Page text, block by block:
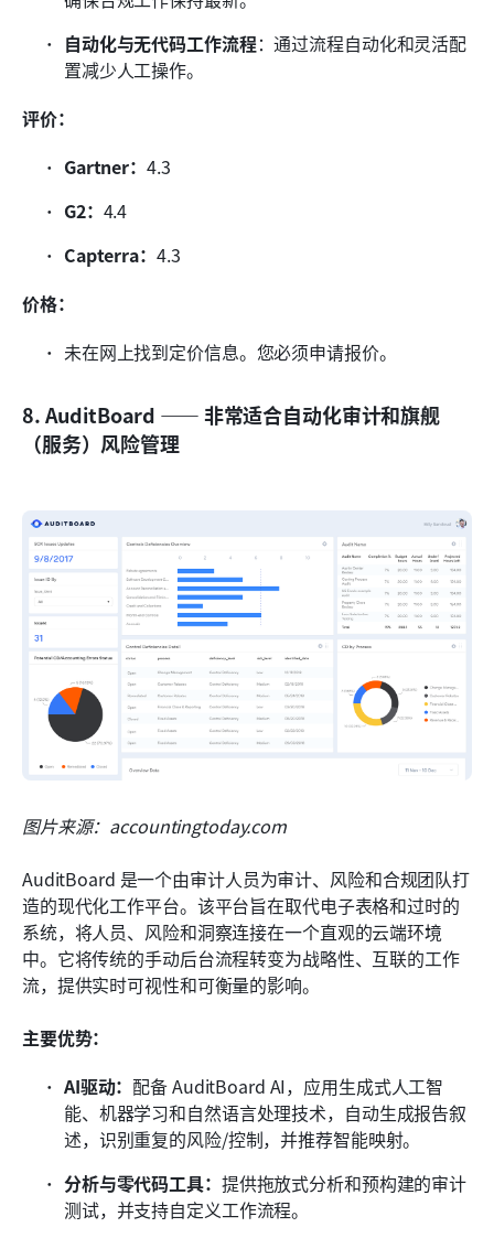
自动化与无代码工作流程：通过流程自动化和灵活配
置减少人工操作。
评价：
Gartner： 4.3
G2： 4.4
Capterra： 4.3
价格：
未在网上找到定价信息。您必须申请报价。
8. AuditBoard —— 非常适合自动化审计和旗舰
（服务）风险管理
图片来源：accountingtoday.com
AuditBoard 是一个由审计人员为审计、风险和合规团队打
造的现代化工作平台。该平台旨在取代电子表格和过时的
系统，将人员、风险和洞察连接在一个直观的云端环境
中。它将传统的手动后台流程转变为战略性、互联的工作
流，提供实时可视性和可衡量的影响。
主要优势：
AI驱动： 配备 AuditBoard AI，应用生成式人工智
能、机器学习和自然语言处理技术，自动生成报告叙
述，识别重复的风险/控制，并推荐智能映射。
分析与零代码工具： 提供拖放式分析和预构建的审计
测试，并支持自定义工作流程。